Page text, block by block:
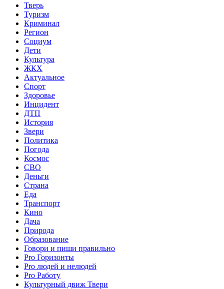
Тверь
Туризм
Криминал
Регион
Социум
Дети
Культура
ЖКХ
Актуальное
Спорт
Здоровье
Инцидент
ДТП
История
Звери
Политика
Погода
Космос
СВО
Деньги
Страна
Еда
Транспорт
Кино
Дача
Природа
Образование
Говори и пиши правильно
Pro Горизонты
Pro людей и нелюдей
Pro Работу
Культурный движ Твери